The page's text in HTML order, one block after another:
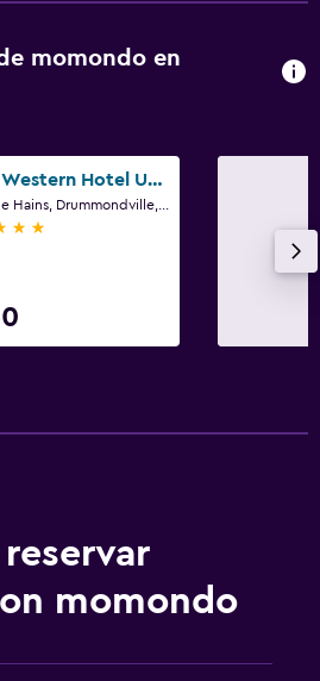
momondo en
Best Western Hotel Universel Drummondville
estrellas
momondo